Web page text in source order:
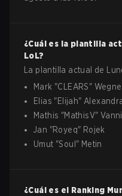
¿Cuál es la plantilla
LoL?
La plantilla actual de
Mark "CLEARS"
Elias "Elijah"
Mathis "MathisV"
Jan "Royeq" Rojek
Umut "SouI " Metin
¿Cuál es el Ranking